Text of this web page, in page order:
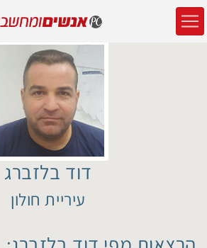
דוד בלזברג
עיריית חולון